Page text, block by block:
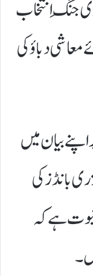
جنگِ انتخاب
دباؤ کی
بیان میں
بانڈز کی
ہے کہ